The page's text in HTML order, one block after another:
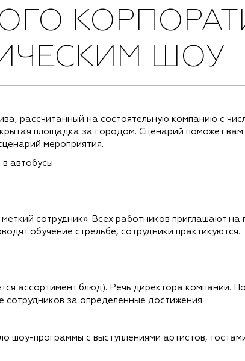
ШОУ
рассчитанный на состоятельную компанию с
площадка за городом. Сценарий поможет вам
мероприятия.
автобусы.
сотрудник». Всех работников приглашают на
обучение стрельбе, сотрудники практикуются.
ассортимент блюд). Речь директора компании.
за определенные достижения.
программы с выступлениями артистов,